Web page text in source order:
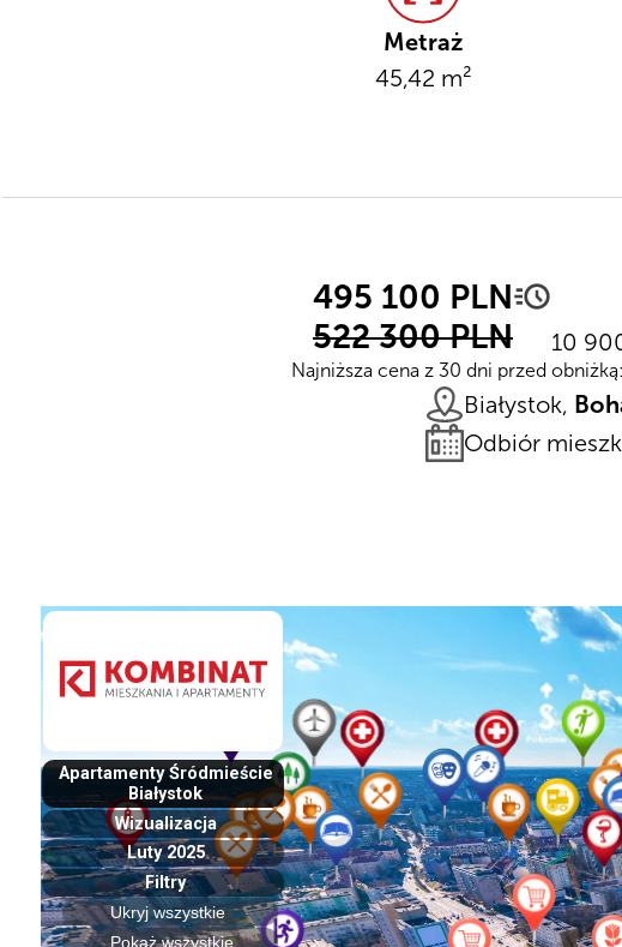
Metraż
45,42 m²
495 100 PLN
522 300 PLN
10
Najniższa cena z 30 dni przed
Białystok,
Odbiór